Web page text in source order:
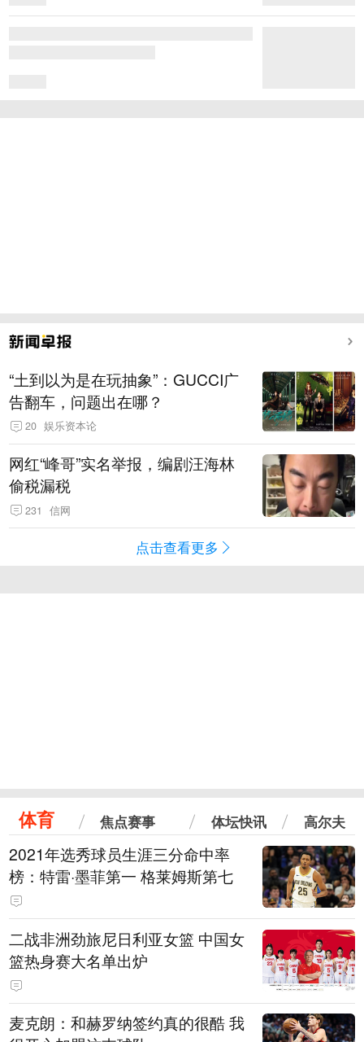
“土到以为是在玩抽象”：GUCCI广
告翻车，问题出在哪？
20 娱乐资本论
网红“峰哥”实名举报，编剧汪海林
偷税漏税
231 信网
点击查看更多
体育 焦点赛事 体坛快讯 高尔夫
2021年选秀球员生涯三分命中率
榜：特雷·墨菲第一 格莱姆斯第七
二战非洲劲旅尼日利亚女篮 中国女
篮热身赛大名单出炉
麦克朗：和赫罗纳签约真的很酷 我